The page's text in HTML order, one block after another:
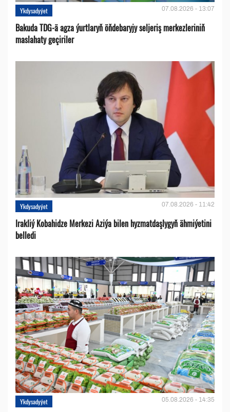
Ykdysadyýet 07.08.2026 - 13:07
Bakuda TDG-ä agza ýurtlaryň öňdebaryjy seljeriş merkezleriniň
maslahaty geçiriler
Ykdysadyýet 07.08.2026 - 11:42
Irakliý Kobahidze Merkezi Aziýa bilen hyzmatdaşlygyň ähmiýetini
belledi
Ykdysadyýet 05.08.2026 - 14:35